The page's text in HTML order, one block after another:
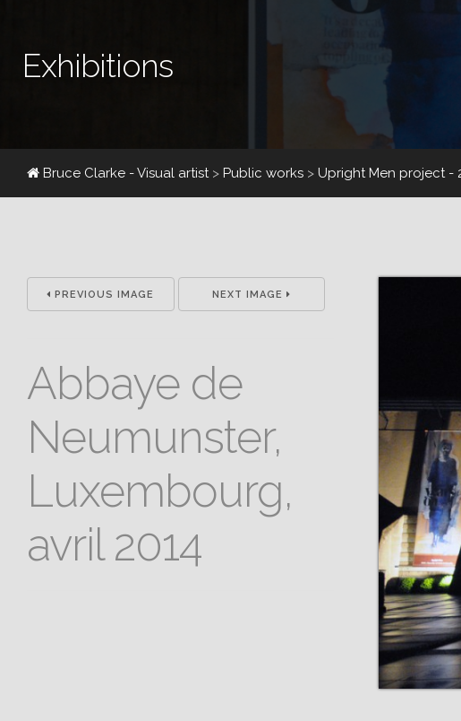
Exhibitions
Bruce Clarke - Visual artist> Public works > Upright Men project -
PREVIOUS IMAGE NEXT IMAGE
Abbaye de
Neumunster,
Luxembourg,
avril 2014